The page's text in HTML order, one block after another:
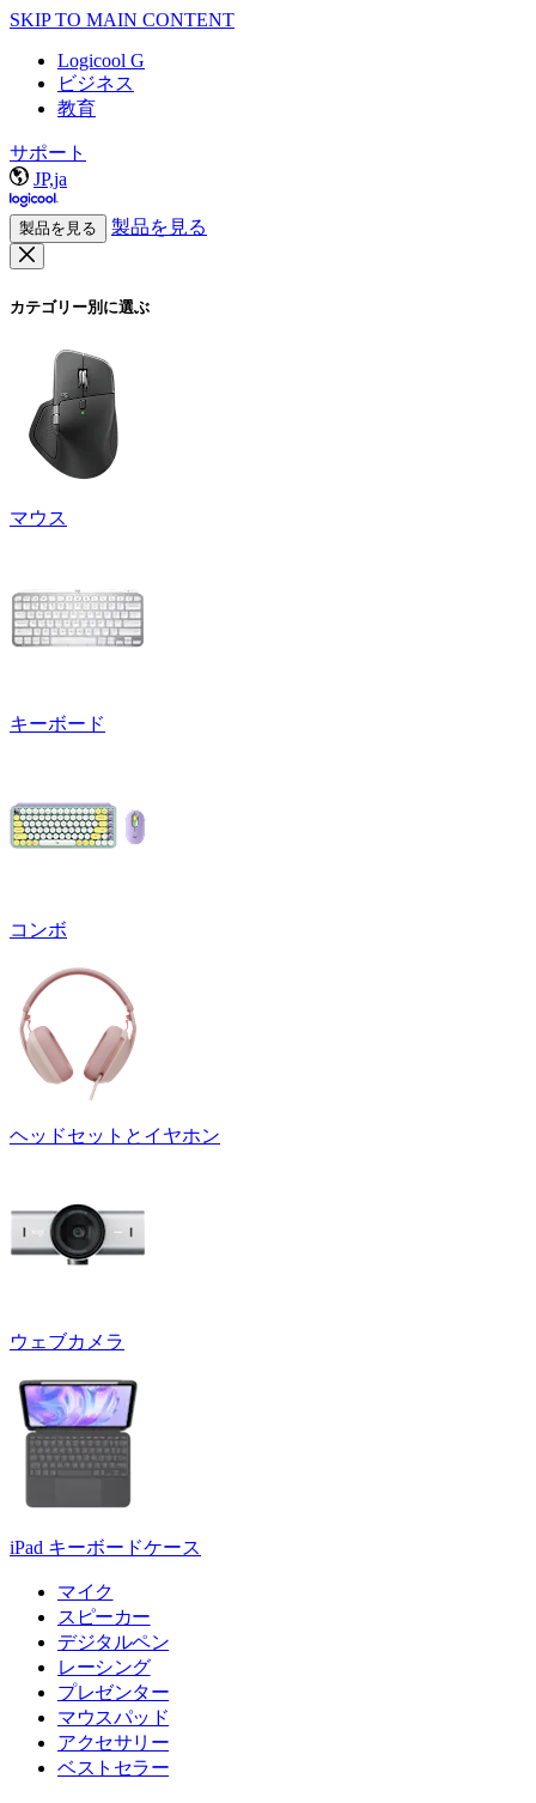
SKIP TO MAIN CONTENT
Logicool G
ビジネス
教育
サポート
JP,ja
製品を見る 製品を見る
カテゴリー別に選ぶ
マウス
キーボード
コンボ
ヘッドセットとイヤホン
ウェブカメラ
iPad キーボードケース
マイク
スピーカー
デジタルペン
レーシング
プレゼンター
マウスパッド
アクセサリー
ベストセラー